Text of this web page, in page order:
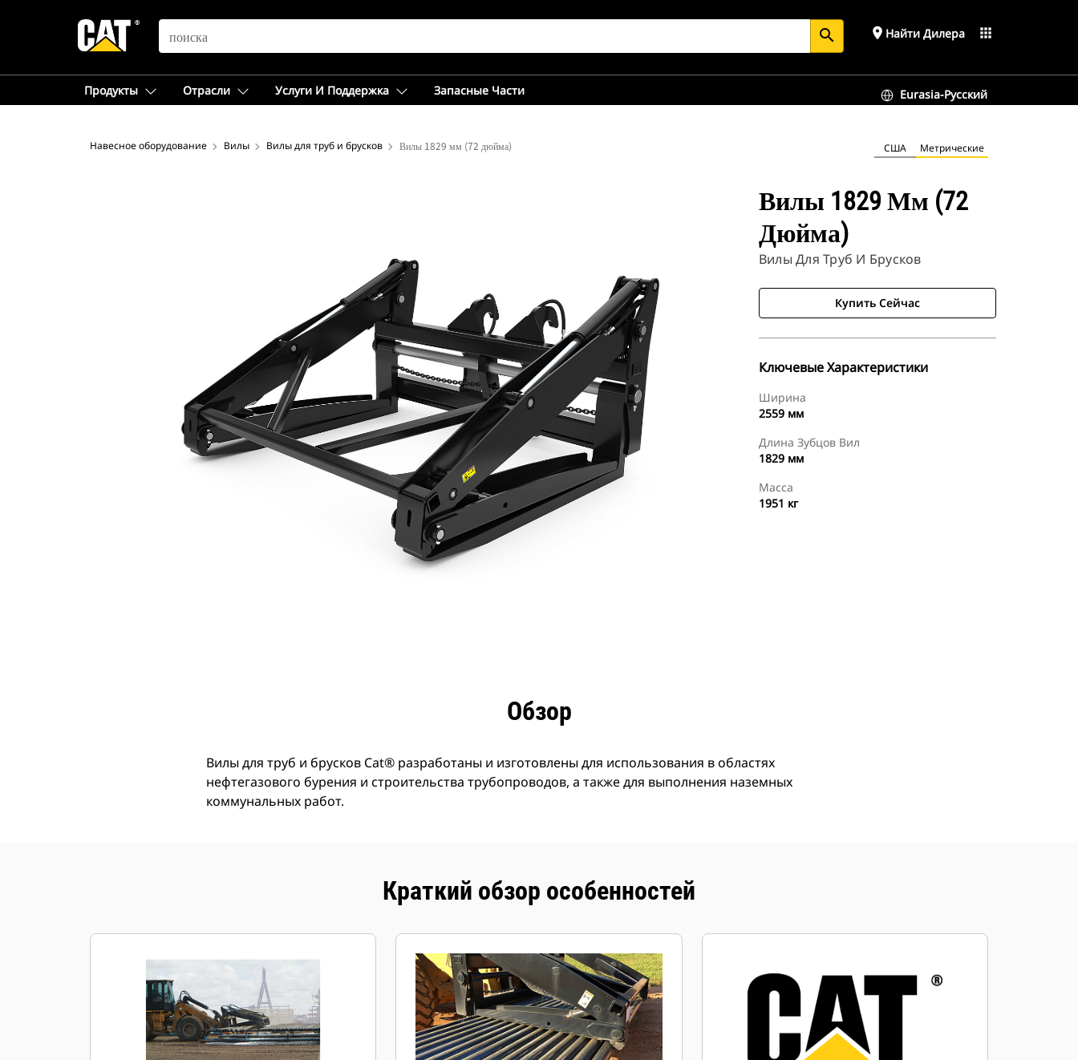
SEARCH search place Найти Дилера apps
Продукты Отрасли Услуги И Поддержка Запасные Части Eurasia-Русский
Навесное оборудование Вилы Вилы для труб и брусков Вилы 1829 мм (72 дюйма) США Метрические
Вилы 1829 Мм (72
Дюйма)
Вилы Для Труб И Брусков
Купить Сейчас
Ключевые Характеристики
Ширина
2559 мм
Длина Зубцов Вил
1829 мм
Масса
1951 кг
Обзор
Вилы для труб и брусков Cat® разработаны и изготовлены для использования в областях
нефтегазового бурения и строительства трубопроводов, а также для выполнения наземных
коммунальных работ.
Краткий обзор особенностей